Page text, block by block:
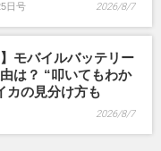
日号 2026/8/7
モバイルバッテリー
は？ “叩いてもわか
カの見分け方も
2026/8/7